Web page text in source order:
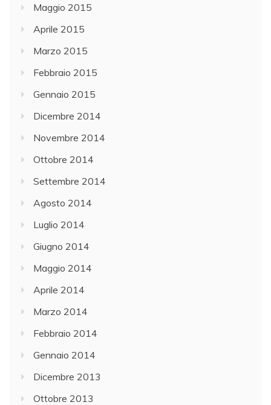
Maggio 2015
Aprile 2015
Marzo 2015
Febbraio 2015
Gennaio 2015
Dicembre 2014
Novembre 2014
Ottobre 2014
Settembre 2014
Agosto 2014
Luglio 2014
Giugno 2014
Maggio 2014
Aprile 2014
Marzo 2014
Febbraio 2014
Gennaio 2014
Dicembre 2013
Ottobre 2013